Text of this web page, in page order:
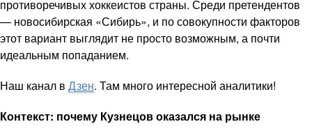
противоречивых хоккеистов страны. Среди претендентов
— новосибирская «Сибирь», и по совокупности факторов
этот вариант выглядит не просто возможным, а почти
идеальным попаданием.
Наш канал в Дзен. Там много интересной аналитики!
Контекст: почему Кузнецов оказался на рынке